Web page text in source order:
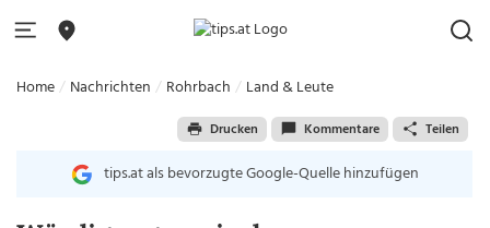
Home Nachrichten Rohrbach Land & Leute
Drucken Kommentare Teilen
tips.at als bevorzugte Google-Quelle hinzufügen